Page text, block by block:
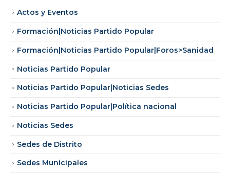
Actos y Eventos
Formación|Noticias Partido Popular
Formación|Noticias Partido Popular|Foros>Sanidad
Noticias Partido Popular
Noticias Partido Popular|Noticias Sedes
Noticias Partido Popular|Política nacional
Noticias Sedes
Sedes de Distrito
Sedes Municipales